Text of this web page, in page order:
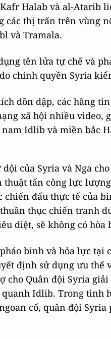
Halab và al-Atarib
các thị trấn trên vùng
và Tramala.
tên lửa tự chế và
chính quyền Syria
dồn dập, các hãng
xã hội nhiều video,
Idlib và miền bắc
của Syria và Nga
tấn công lực
đấu thực tế của
thục chiến tranh
diệt, sẽ không có hòa
binh và hỏa lực tại
định sử dụng ưu
cho Quân đội Syria
Idlib. Trong tình
cố, quân đội